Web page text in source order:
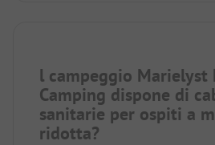
l campeggio Marielyst
Camping dispone di
sanitarie per ospiti a
ridotta?